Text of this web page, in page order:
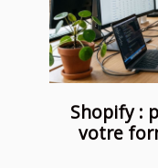
Shopify :
votre